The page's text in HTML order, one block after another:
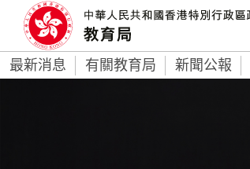
最新消息 有關教育局 新聞公報